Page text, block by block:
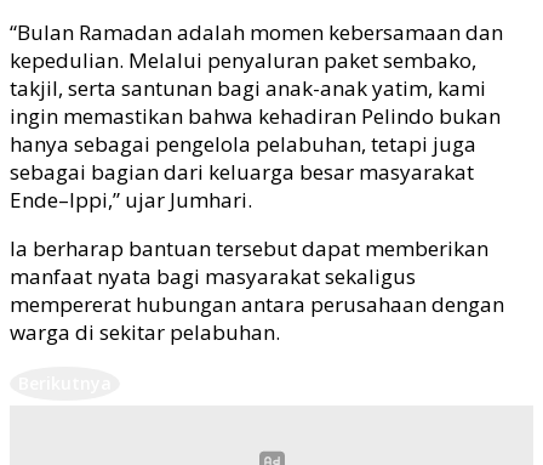
“Bulan Ramadan adalah momen kebersamaan dan
kepedulian. Melalui penyaluran paket sembako,
takjil, serta santunan bagi anak-anak yatim, kami
ingin memastikan bahwa kehadiran Pelindo bukan
hanya sebagai pengelola pelabuhan, tetapi juga
sebagai bagian dari keluarga besar masyarakat
Ende–Ippi,” ujar Jumhari.
Ia berharap bantuan tersebut dapat memberikan
manfaat nyata bagi masyarakat sekaligus
mempererat hubungan antara perusahaan dengan
warga di sekitar pelabuhan.